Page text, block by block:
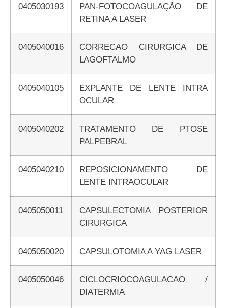
0405030193
PAN-FOTOCOAGULAÇÃO DE
RETINA A LASER
0405040016
CORRECAO CIRURGICA DE
LAGOFTALMO
0405040105
EXPLANTE DE LENTE INTRA
OCULAR
0405040202
TRATAMENTO DE PTOSE
PALPEBRAL
0405040210
REPOSICIONAMENTO DE
LENTE INTRAOCULAR
0405050011
CAPSULECTOMIA POSTERIOR
CIRURGICA
0405050020 CAPSULOTOMIA A YAG LASER
0405050046
CICLOCRIOCOAGULACAO /
DIATERMIA